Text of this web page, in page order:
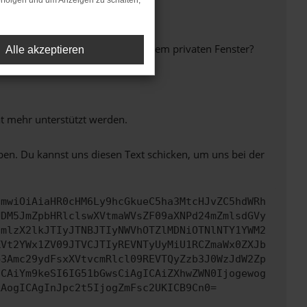
anderen Browser oder in einem privaten Fenster?
mehr unterstützt werden.
Du kannst uns diesen Text schicken, um uns bei der
Alle akzeptieren